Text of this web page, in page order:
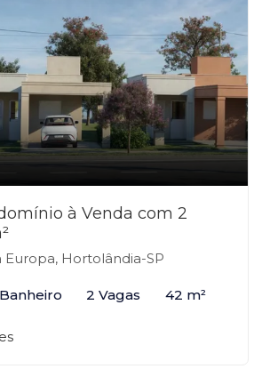
à Venda com 2
Europa, Hortolândia-SP
2 Vagas 42 m²